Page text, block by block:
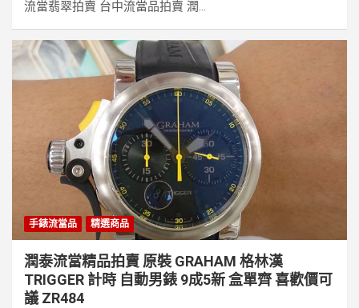
流當翡翠拍賣 台中流當品拍賣 潤...
手錶流當品 精選商品
潤泰流當精品拍賣 原裝 GRAHAM 格林漢
TRIGGER 計時 自動男錶 9成5新 盒單齊 喜歡價可
議 ZR484